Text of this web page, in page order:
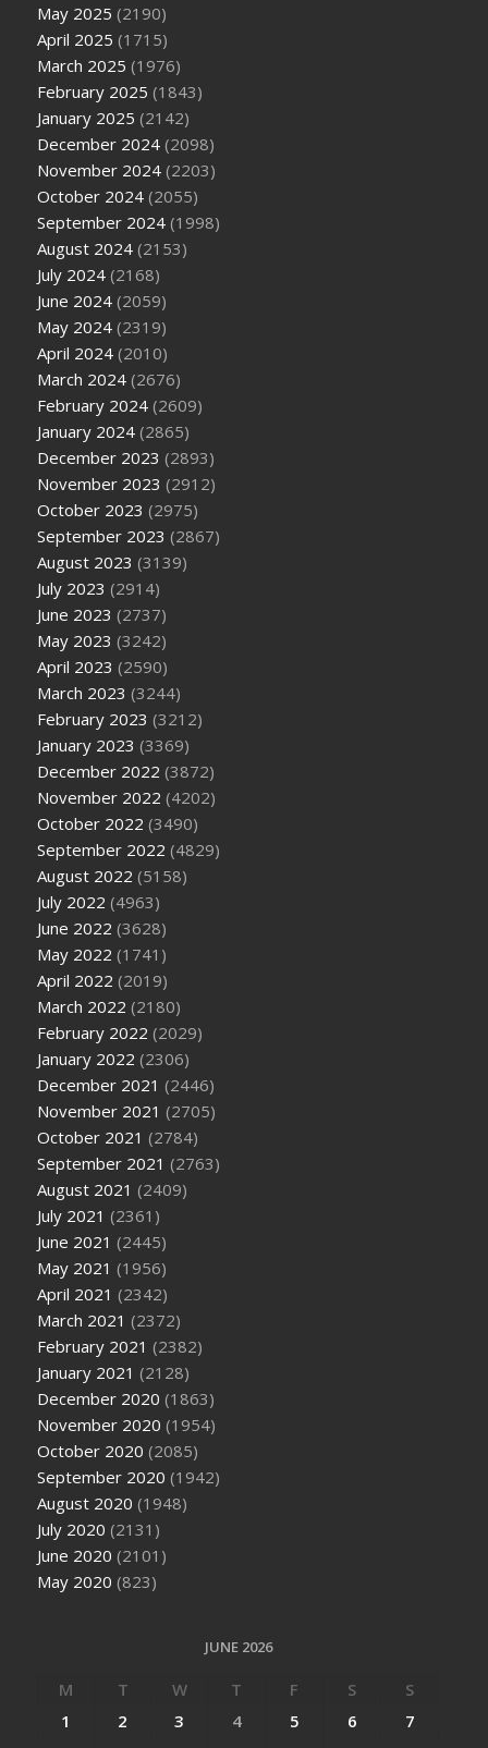
May 2025 (2190)
April 2025 (1715)
March 2025 (1976)
February 2025 (1843)
January 2025 (2142)
December 2024 (2098)
November 2024 (2203)
October 2024 (2055)
September 2024 (1998)
August 2024 (2153)
July 2024 (2168)
June 2024 (2059)
May 2024 (2319)
April 2024 (2010)
March 2024 (2676)
February 2024 (2609)
January 2024 (2865)
December 2023 (2893)
November 2023 (2912)
October 2023 (2975)
September 2023 (2867)
August 2023 (3139)
July 2023 (2914)
June 2023 (2737)
May 2023 (3242)
April 2023 (2590)
March 2023 (3244)
February 2023 (3212)
January 2023 (3369)
December 2022 (3872)
November 2022 (4202)
October 2022 (3490)
September 2022 (4829)
August 2022 (5158)
July 2022 (4963)
June 2022 (3628)
May 2022 (1741)
April 2022 (2019)
March 2022 (2180)
February 2022 (2029)
January 2022 (2306)
December 2021 (2446)
November 2021 (2705)
October 2021 (2784)
September 2021 (2763)
August 2021 (2409)
July 2021 (2361)
June 2021 (2445)
May 2021 (1956)
April 2021 (2342)
March 2021 (2372)
February 2021 (2382)
January 2021 (2128)
December 2020 (1863)
November 2020 (1954)
October 2020 (2085)
September 2020 (1942)
August 2020 (1948)
July 2020 (2131)
June 2020 (2101)
May 2020 (823)
JUNE 2026
M T W T F S
S
1
2 3 4 5 6
7